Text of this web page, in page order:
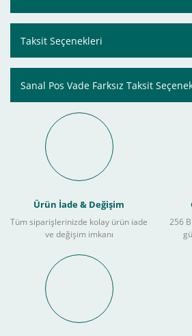
Taksit Seçenekleri
Sanal Pos Vade Farksız Taksit
Ürün İade & Değişim
Tüm siparişlerinizde kolay ürün iade
ve değişim imkanı
256